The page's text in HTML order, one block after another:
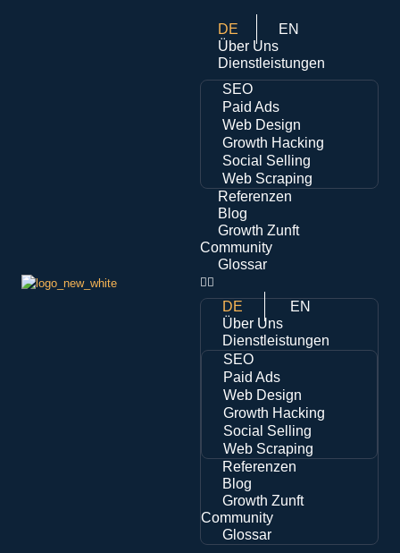
DE
EN
Über Uns
Dienstleistungen
SEO
Paid Ads
Web Design
Growth Hacking
Social Selling
Web Scraping
Referenzen
Blog
Growth Zunft
Community
Glossar
DE
EN
Über Uns
Dienstleistungen
SEO
Paid Ads
Web Design
Growth Hacking
Social Selling
Web Scraping
Referenzen
Blog
Growth Zunft
Community
Glossar